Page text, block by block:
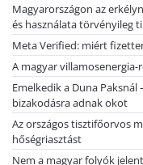
Magyarországon az
és használata törvényileg
Meta Verified: miért
A magyar
Emelkedik a Duna
bizakodásra adnak okot
Az országos tisztifőorvos
hőségriasztást
Nem a magyar folyók